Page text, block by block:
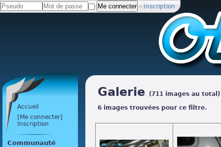
- Inscription
Accueil
[Me connecter]
Inscription
Communauté
Galerie
(711 images au total)
6 images trouvées pour ce filtre.